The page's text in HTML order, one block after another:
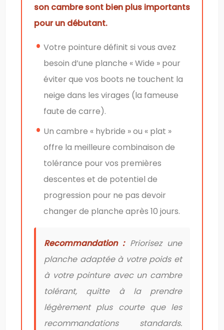
son cambre sont bien plus importants
pour un débutant.
Votre pointure définit si vous avez
besoin d’une planche « Wide » pour
éviter que vos boots ne touchent la
neige dans les virages (la fameuse
faute de carre).
Un cambre « hybride » ou « plat »
offre la meilleure combinaison de
tolérance pour vos premières
descentes et de potentiel de
progression pour ne pas devoir
changer de planche après 10 jours.
Recommandation :Priorisez une
planche adaptée à votre poids et
à votre pointure avec un cambre
tolérant, quitte à la prendre
légèrement plus courte que les
recommandations standards.